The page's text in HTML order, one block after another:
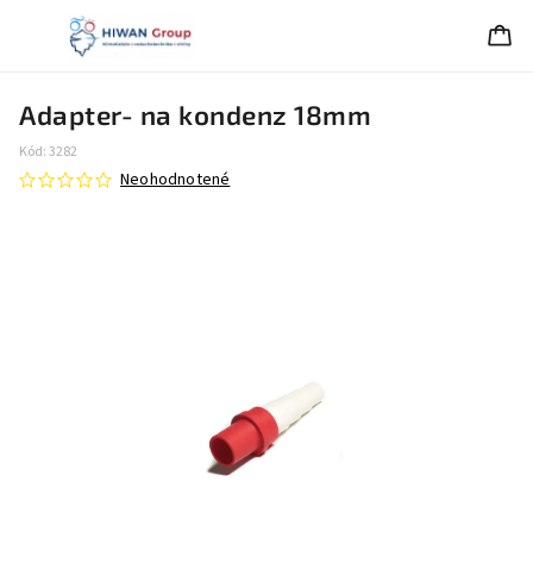
Adapter- na kondenz 18mm
Kód:3282
Neohodnotené